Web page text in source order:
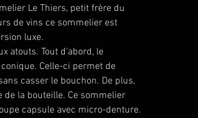
Le Thiers, petit frère du
de vins ce sommelier est
luxe.
atouts. Tout d’abord, le
Celle-ci permet de
casser le bouchon. De plus,
de la bouteille. Ce sommelier
capsule avec micro-denture.